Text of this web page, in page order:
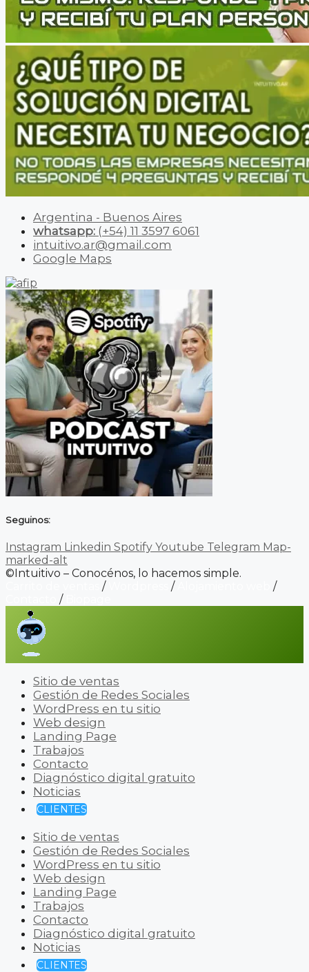
Argentina - Buenos Aires
whatsapp: (+54) 11 3597 6061
intuitivo.ar@gmail.com
Google Maps
Seguinos:
Instagram Linkedin Spotify Youtube Telegram Map-
marked-alt
©Intuitivo – Conocénos, lo hacemos simple.
/ /
/
/
Sitio de ventas
Gestión de Redes Sociales
WordPress en tu sitio
Web design
Landing Page
Trabajos
Contacto
Diagnóstico digital gratuito
Noticias
CLIENTES
Sitio de ventas
Gestión de Redes Sociales
WordPress en tu sitio
Web design
Landing Page
Trabajos
Contacto
Diagnóstico digital gratuito
Noticias
CLIENTES